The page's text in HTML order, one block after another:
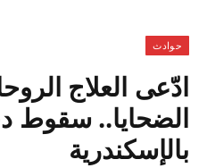
حوادث
ادّعى العلاج
الضحايا.. سقوط
بالإسكندرية